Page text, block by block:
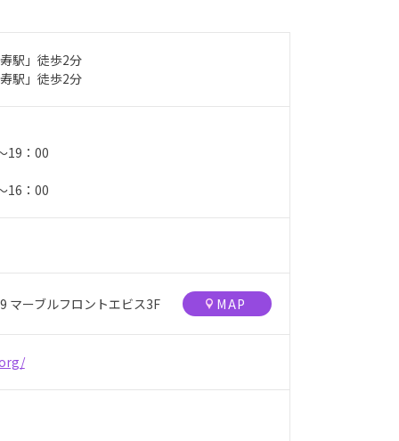
駅」徒歩2分
駅」徒歩2分
19：00
16：00
マーブルフロントエビス3F MAP